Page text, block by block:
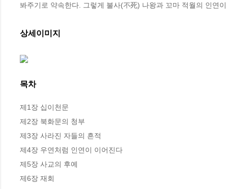
봐주기로 약속한다. 그렇게 불사(不死) 나왕과 꼬마 적월의 인연
상세이미지
목차
제1장 십이천문
제2장 북화문의 청부
제3장 사라진 자들의 흔적
제4장 우연처럼 인연이 이어진다
제5장 사교의 후예
제6장 재회